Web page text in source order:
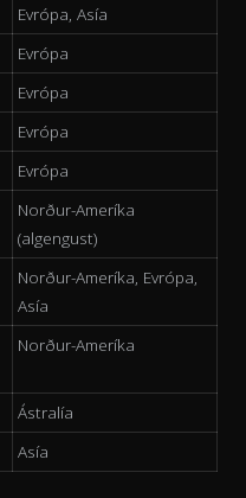
Evrópa, Asía
Evrópa
Evrópa
Evrópa
Evrópa
Norður-Ameríka
(algengust)
Norður-Ameríka, Evrópa,
Asía
Norður-Ameríka
Ástralía
Asía